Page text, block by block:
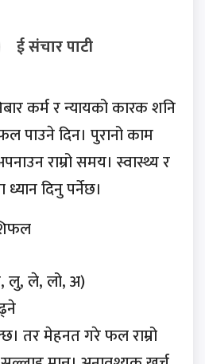
ई संचार पाटी
कर्म र न्यायको कारक शनि
पाउने दिन। पुरानो काम
राम्रो समय। स्वास्थ्य र
ध्यान दिनु पर्नेछ।
लु, ले, लो, अ)
तर मेहनत गरे फल राम्रो